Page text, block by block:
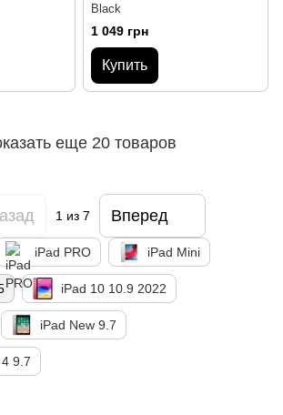
Black
1 049 грн
Купить
еще 20 товаров
1из 7 Вперед
iPad PRO iPad Mini
iPad 10 10.9 2022
iPad New 9.7
9.7